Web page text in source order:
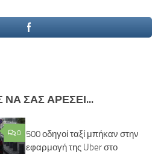
ΝΑ ΣΑΣ ΑΡΈΣΕΙ...
0
500 οδηγοί ταξί μπήκαν στην
εφαρμογή της Uber στο